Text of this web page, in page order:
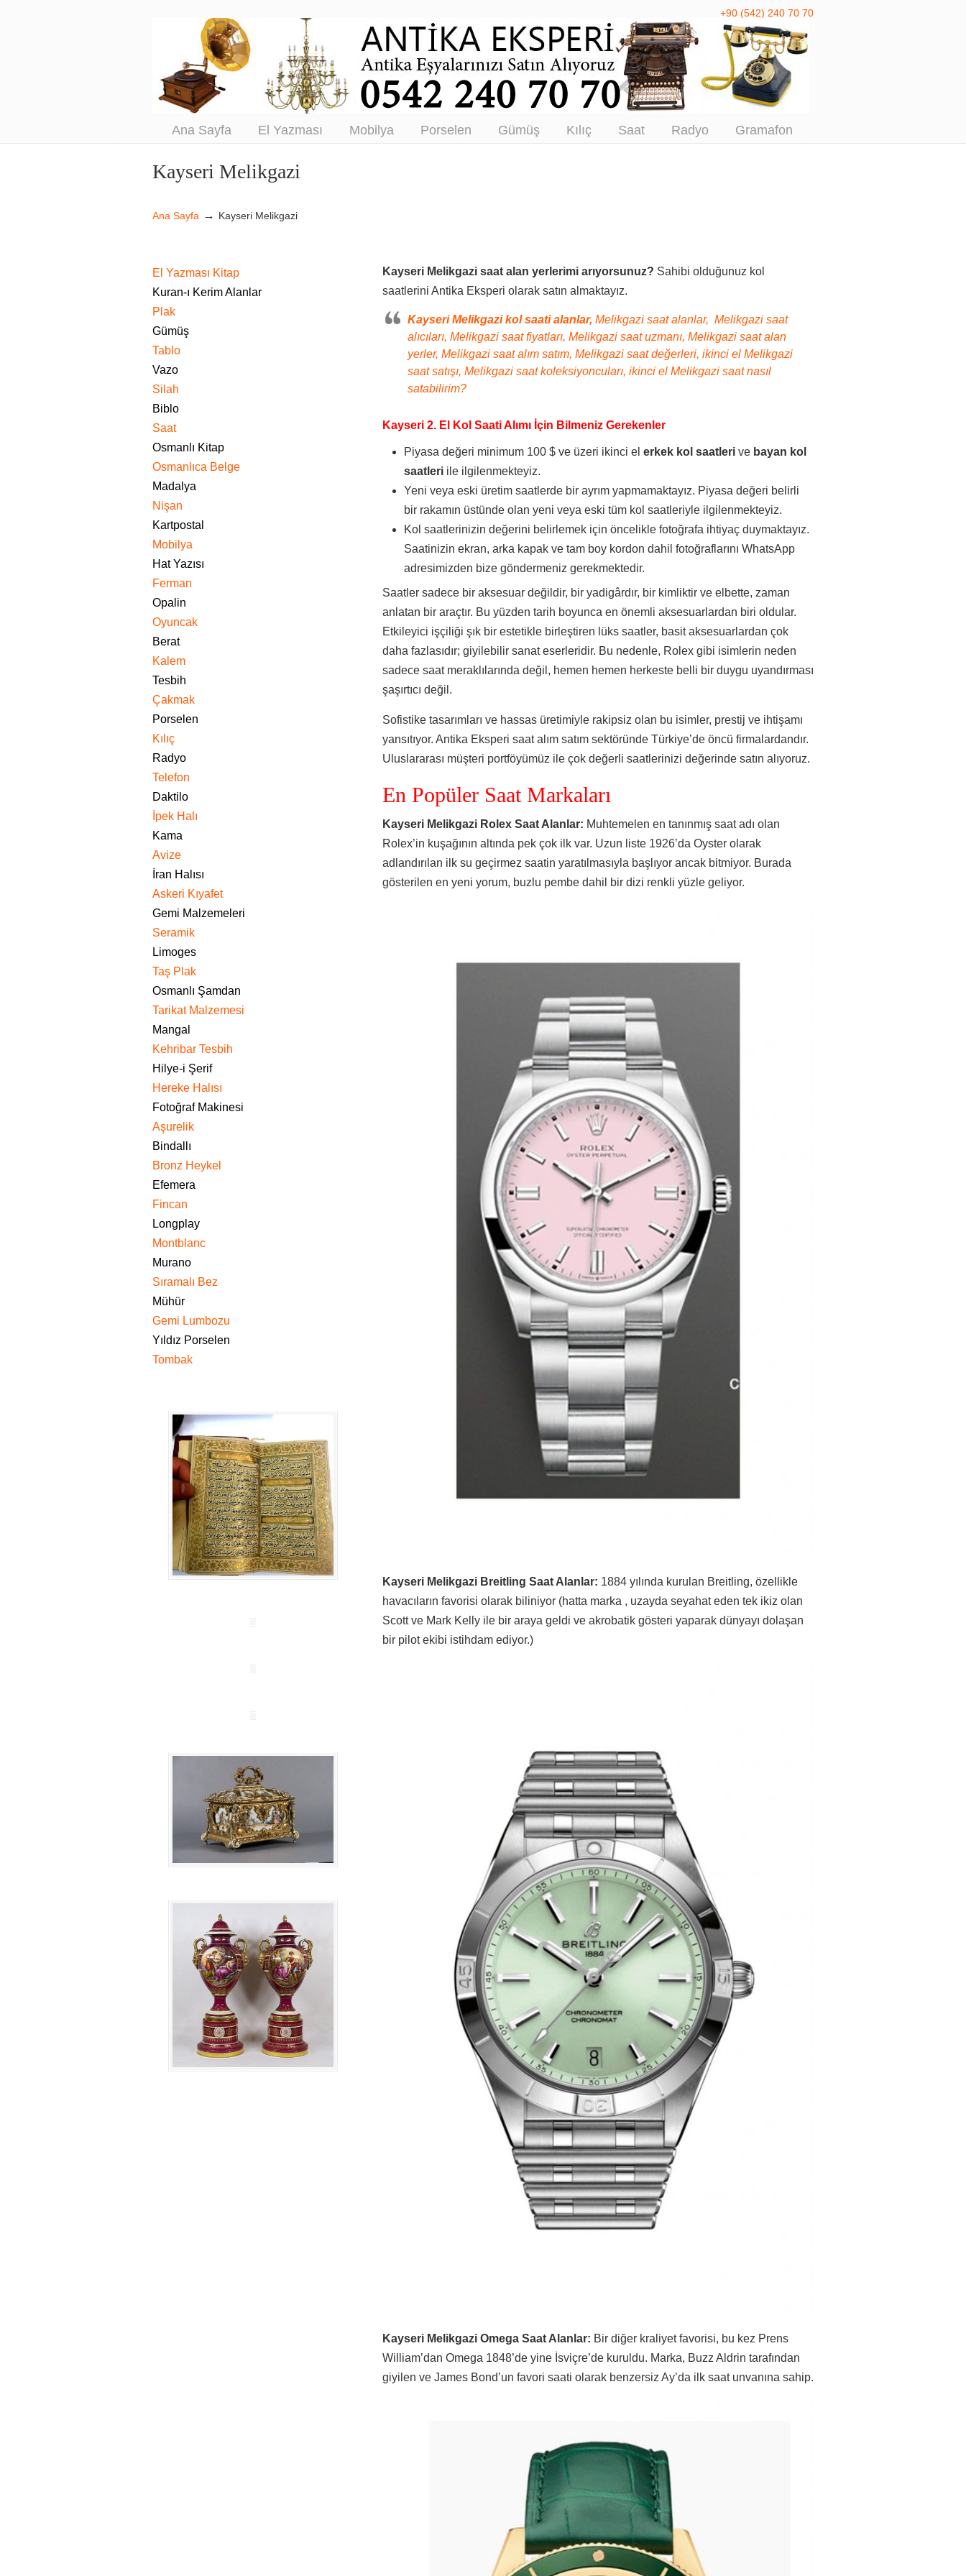
Antikacı – Antika Eşya Alanlar – Antika Alım
Satım
+90 (542) 240 70 70
Ana Sayfa El Yazması Mobilya Porselen Gümüş Kılıç Saat Radyo Gramafon
Navigation
Kayseri Melikgazi
Ana Sayfa → Kayseri Melikgazi
Kayseri Melikgazi saat alan yerlerimi arıyorsunuz? Sahibi olduğunuz kol
saatlerini Antika Eksperi olarak satın almaktayız.
Kayseri Melikgazi kol saati alanlar, Melikgazi saat alanlar, Melikgazi saat
alıcıları, Melikgazi saat fiyatları, Melikgazi saat uzmanı, Melikgazi saat alan
yerler, Melikgazi saat alım satım, Melikgazi saat değerleri, ikinci el Melikgazi
saat satışı, Melikgazi saat koleksiyoncuları, ikinci el Melikgazi saat nasıl
satabilirim?
Kayseri 2. El Kol Saati Alımı İçin Bilmeniz Gerekenler
Piyasa değeri minimum 100 $ ve üzeri ikinci el erkek kol saatleri ve bayan kol
saatleri ile ilgilenmekteyiz.
Yeni veya eski üretim saatlerde bir ayrım yapmamaktayız. Piyasa değeri belirli
bir rakamın üstünde olan yeni veya eski tüm kol saatleriyle ilgilenmekteyiz.
Kol saatlerinizin değerini belirlemek için öncelikle fotoğrafa ihtiyaç duymaktayız.
Saatinizin ekran, arka kapak ve tam boy kordon dahil fotoğraflarını WhatsApp
adresimizden bize göndermeniz gerekmektedir.
Saatler sadece bir aksesuar değildir, bir yadigârdır, bir kimliktir ve elbette, zaman
anlatan bir araçtır. Bu yüzden tarih boyunca en önemli aksesuarlardan biri oldular.
Etkileyici işçiliği şık bir estetikle birleştiren lüks saatler, basit aksesuarlardan çok
daha fazlasıdır; giyilebilir sanat eserleridir. Bu nedenle, Rolex gibi isimlerin neden
sadece saat meraklılarında değil, hemen hemen herkeste belli bir duygu uyandırması
şaşırtıcı değil.
Sofistike tasarımları ve hassas üretimiyle rakipsiz olan bu isimler, prestij ve ihtişamı
yansıtıyor. Antika Eksperi saat alım satım sektöründe Türkiye’de öncü firmalardandır.
Uluslararası müşteri portföyümüz ile çok değerli saatlerinizi değerinde satın alıyoruz.
En Popüler Saat Markaları
Kayseri Melikgazi Rolex Saat Alanlar: Muhtemelen en tanınmış saat adı olan
Rolex’in kuşağının altında pek çok ilk var. Uzun liste 1926’da Oyster olarak
adlandırılan ilk su geçirmez saatin yaratılmasıyla başlıyor ancak bitmiyor. Burada
gösterilen en yeni yorum, buzlu pembe dahil bir dizi renkli yüzle geliyor.
Kayseri Melikgazi Breitling Saat Alanlar: 1884 yılında kurulan Breitling, özellikle
havacıların favorisi olarak biliniyor (hatta marka , uzayda seyahat eden tek ikiz olan
Scott ve Mark Kelly ile bir araya geldi ve akrobatik gösteri yaparak dünyayı dolaşan
bir pilot ekibi istihdam ediyor.)
Kayseri Melikgazi Omega Saat Alanlar: Bir diğer kraliyet favorisi, bu kez Prens
William’dan Omega 1848’de yine İsviçre’de kuruldu. Marka, Buzz Aldrin tarafından
giyilen ve James Bond’un favori saati olarak benzersiz Ay’da ilk saat unvanına sahip.
El Yazması Kitap
Kuran-ı Kerim Alanlar
Plak
Gümüş
Tablo
Vazo
Silah
Biblo
Saat
Osmanlı Kitap
Osmanlıca Belge
Madalya
Nişan
Kartpostal
Mobilya
Hat Yazısı
Ferman
Opalin
Oyuncak
Berat
Kalem
Tesbih
Çakmak
Porselen
Kılıç
Radyo
Telefon
Daktilo
İpek Halı
Kama
Avize
İran Halısı
Askeri Kıyafet
Gemi Malzemeleri
Seramik
Limoges
Taş Plak
Osmanlı Şamdan
Tarikat Malzemesi
Mangal
Kehribar Tesbih
Hilye-i Şerif
Hereke Halısı
Fotoğraf Makinesi
Aşurelik
Bindallı
Bronz Heykel
Efemera
Fincan
Longplay
Montblanc
Murano
Sıramalı Bez
Mühür
Gemi Lumbozu
Yıldız Porselen
Tombak